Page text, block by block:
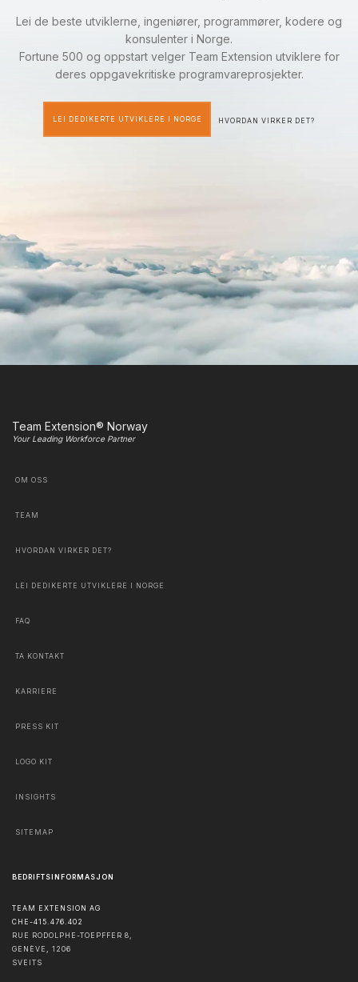
Lei de beste utviklerne, ingeniører, programmører, kodere og
konsulenter i Norge.
Fortune 500 og oppstart velger Team Extension utviklere for
deres oppgavekritiske programvareprosjekter.
LEI DEDIKERTE UTVIKLERE I NORGE HVORDAN VIRKER DET?
Team Extension® Norway
Your Leading Workforce Partner
OM OSS
TEAM
HVORDAN VIRKER DET?
LEI DEDIKERTE UTVIKLERE I NORGE
FAQ
TA KONTAKT
KARRIERE
PRESS KIT
LOGO KIT
INSIGHTS
SITEMAP
BEDRIFTSINFORMASJON
TEAM EXTENSION AG
CHE-415.476.402
RUE RODOLPHE-TOEPFFER 8,
GENÈVE , 1206
SVEITS